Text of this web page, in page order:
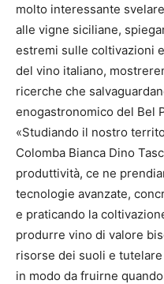
molto interessante
alle vigne siciliane,
estremi sulle coltivazioni
del vino italiano,
ricerche che
enogastronomico del Bel
«Studiando il nostro
Colomba Bianca Dino
produttività, ce ne
tecnologie avanzate,
e praticando la
produrre vino di valore
risorse dei suoli e
in modo da fruirne